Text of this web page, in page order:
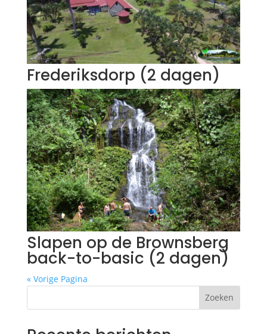
Frederiksdorp (2 dagen)
Slapen op de Brownsberg
back-to-basic (2 dagen)
« Vorige Pagina
Zoeken